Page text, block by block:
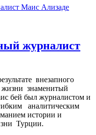
журналист
внезапного
жизни знаменитый
бей был журналистом и
аналитическим
истории и
Турции.